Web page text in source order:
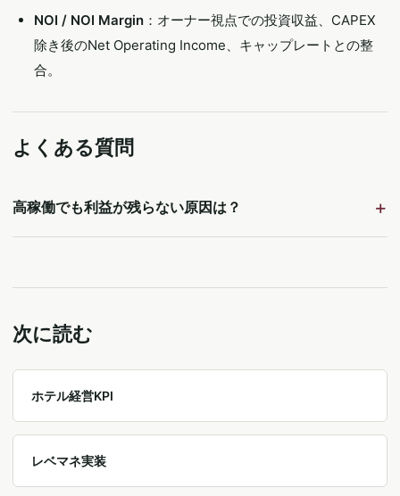
NOI / NOI Margin ：オーナー視点での投資収益、CAPEX
除き後のNet Operating Income、キャップレートとの整
合。
よくある質問
高稼働でも利益が残らない原因は？
次に読む
ホテル経営KPI
レベマネ実装